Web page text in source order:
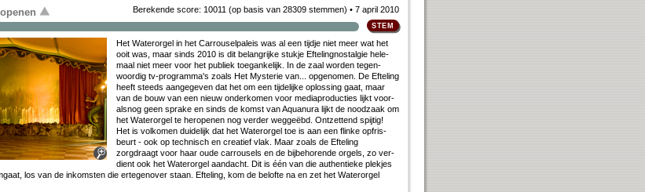
Berekende score: 10011 (op basis van 28309 stemmen) • 7 april 2010
Het Wa­ter­or­gel in het Car­rou­sel­pa­leis was al een tijd­je niet meer wat het
ooit was, maar sinds 2010 is dit be­lang­rij­ke stuk­je Ef­te­ling­nostal­gie he­le­
maal niet meer voor het pu­bliek toe­gan­ke­lijk. In de zaal wor­den te­gen­
woor­dig tv-pro­gram­ma's zo­als Het Mysterie van... op­ge­no­men. De Ef­te­ling
heeft steeds aan­ge­ge­ven dat het om een tij­de­lij­ke op­los­sing gaat, maar
van de bouw van een nieuw on­der­ko­men voor me­dia­pro­duc­ties lijkt voor­
als­nog geen spra­ke en sinds de komst van Aquan­ura lijkt de nood­zaak om
het Wa­ter­or­gel te her­o­pe­nen nog ver­der weg­geëbd. Ont­zet­tend spij­tig!
Het is vol­ko­men dui­de­lijk dat het Wa­ter­or­gel toe is aan een flin­ke op­fris­
beurt - ook op tech­nisch en cre­a­tief vlak. Maar zo­als de Ef­te­ling
zorgdraagt voor haar ou­de car­rou­sels en de bij­be­ho­ren­de or­gels, zo ver­
dient ook het Wa­ter­or­gel aan­dacht. Dit is één van die au­then­tie­ke plek­jes
los van de in­kom­sten die er­te­gen­over staan. Ef­te­ling, kom de be­lof­te na en zet het Water­orgel